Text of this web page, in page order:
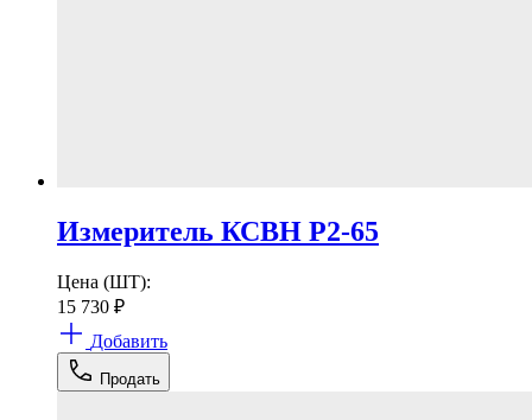
Измеритель КСВН Р2-65
Цена (ШТ):
15 730 ₽
Добавить
Продать